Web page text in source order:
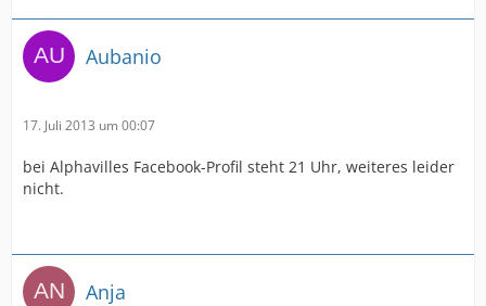
Aubanio
17. Juli 2013 um 00:07
bei Alphavilles Facebook-Profil steht 21 Uhr, weiteres leider
nicht.
Anja